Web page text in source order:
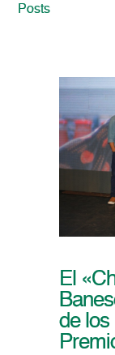
Posts
El
de los